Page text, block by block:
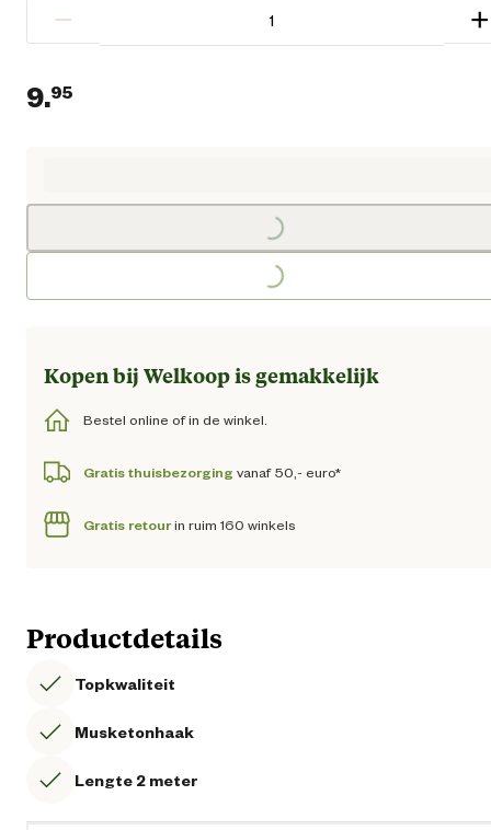
− +
9.95
Loading...
Loading...
Kopen bij Welkoop is gemakkelijk
Bestel online of in de winkel.
Gratis thuisbezorging vanaf 50,- euro*
Gratis retourin ruim 160 winkels
Productdetails
Topkwaliteit
Musketonhaak
Lengte 2 meter